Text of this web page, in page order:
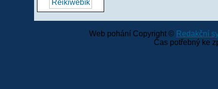
Web pohání Copyright © Redakční
Čas potřebný ke